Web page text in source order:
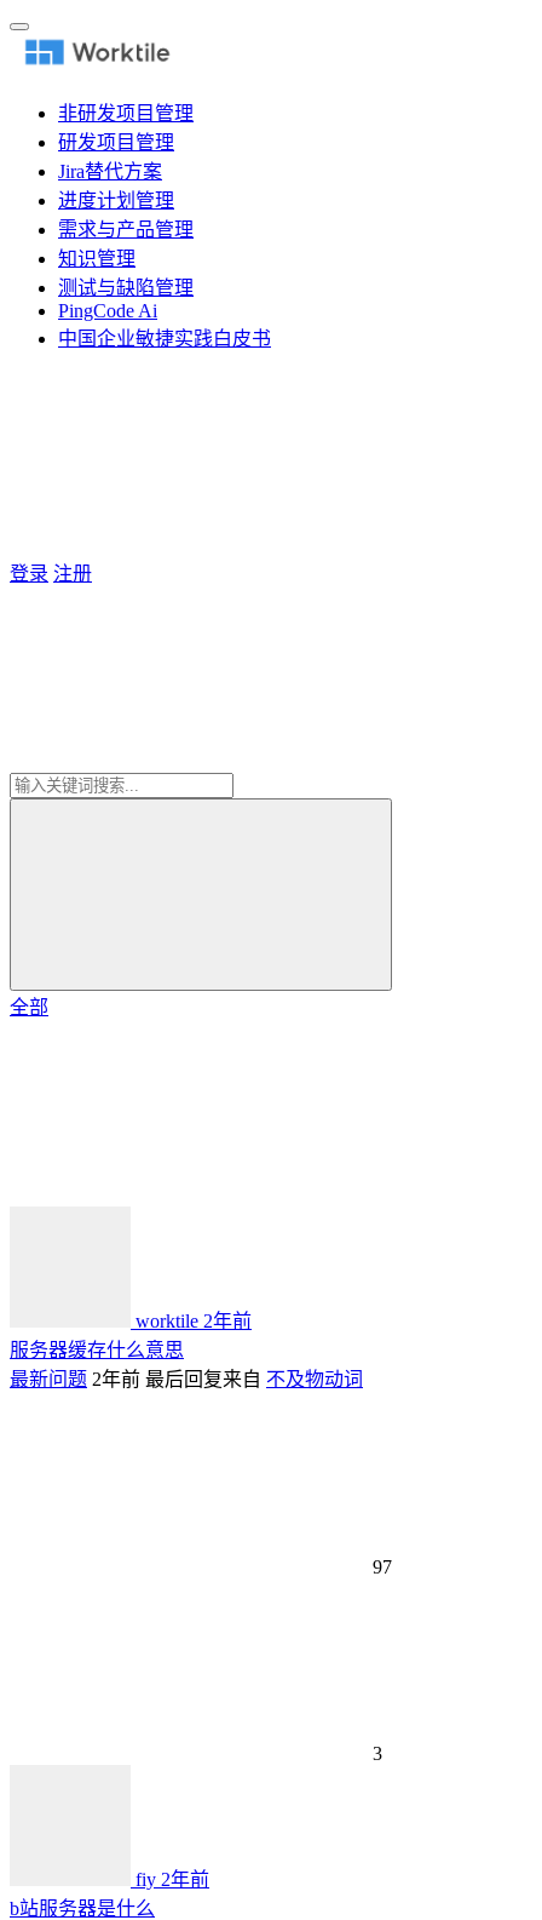
非研发项目管理
研发项目管理
Jira替代方案
进度计划管理
需求与产品管理
知识管理
测试与缺陷管理
PingCode Ai
中国企业敏捷实践白皮书
登录 注册
全部
worktile 2年前
服务器缓存什么意思
最新问题 2年前 最后回复来自 不及物动词
97
3
fiy 2年前
b站服务器是什么